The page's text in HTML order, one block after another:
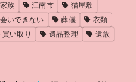
族 江南市
猫屋敷
いできない 葬儀
衣類
買い取り 遺品整理
遺族